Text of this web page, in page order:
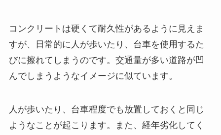
コンクリートは硬くて耐久性があるように見えま
すが、日常的に人が歩いたり、台車を使用するた
びに擦れてしまうのです。交通量が多い道路が凹
んでしまうようなイメージに似ています。
人が歩いたり、台車程度でも放置しておくと同じ
ようなことが起こります。また、経年劣化してく